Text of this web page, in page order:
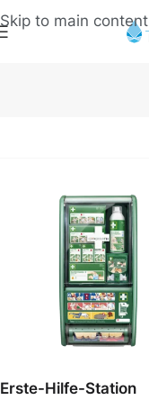
Skip to main content
Erste-Hilfe-Station